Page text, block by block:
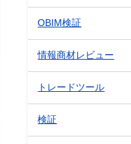
OBIM検証
情報商材レビュー
トレードツール
検証